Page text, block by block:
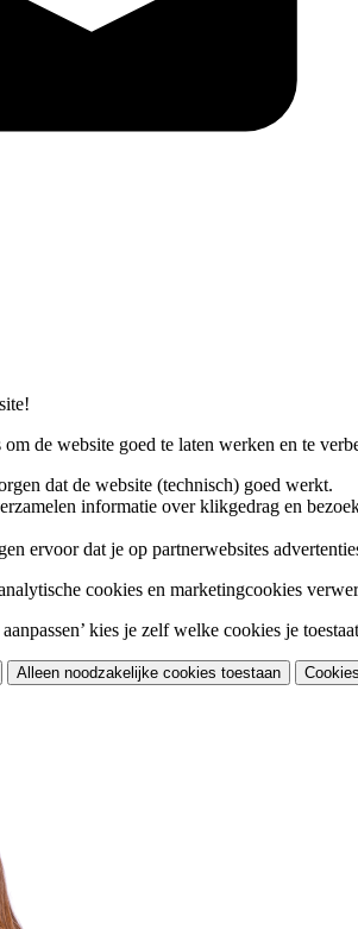
de website goed te laten werken en te
dat de website (technisch) goed werkt.
informatie over klikgedrag en
ervoor dat je op partnerwebsites
cookies en marketingcookies
kies je zelf welke cookies je
Alleen noodzakelijke cookies toestaan